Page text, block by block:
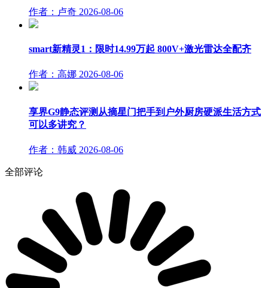
作者：卢奇 2026-08-06
smart新精灵1：限时14.99万起 800V+激光雷达全配齐
作者：高娜 2026-08-06
享界G9静态评测从摘星门把手到户外厨房硬派生活方式
可以多讲究？
作者：韩威 2026-08-06
全部评论